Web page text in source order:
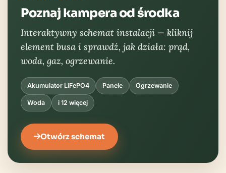
Poznaj kampera od środka
Interaktywny schemat instalacji — kliknij
element busa i sprawdź, jak działa: prąd,
woda, gaz, ogrzewanie.
Akumulator LiFePO4 Panele Ogrzewanie
Woda i 12 więcej
Otwórz schemat